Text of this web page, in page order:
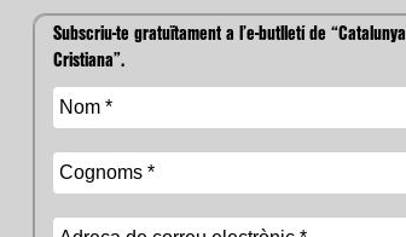
Subscriu-te gratuïtament a l’e-butlletí de “Catalunya
Cristiana”.